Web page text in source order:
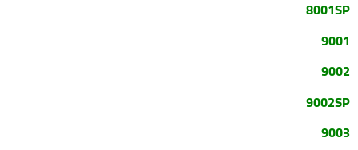
8001SP
9001
9002
9002SP
9003